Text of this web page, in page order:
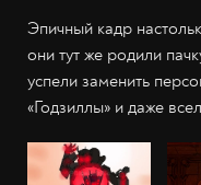
Эпичный кадр
они тут же родили
успели заменить
«Годзиллы» и даже